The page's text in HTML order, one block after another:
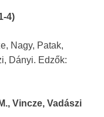
4)
Nagy, Patak,
Dányi. Edzők:
Vincze, Vadászi